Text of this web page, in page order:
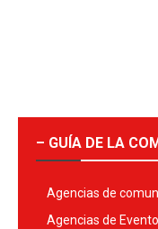
– GUÍA DE LA
Agencias de
Agencias de